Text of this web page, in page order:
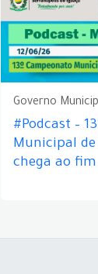
Governo
#Podcast –
Municipal
chega ao fim